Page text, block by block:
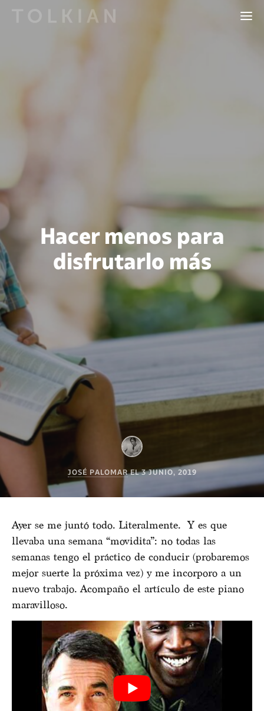
Hacer menos para
disfrutarlo más
JOSÉ PALOMAREL3 JUNIO, 2019
Ayer se me juntó todo. Literalmente. Y es que
llevaba una semana “movidita”: no todas las
semanas tengo el práctico de conducir (probaremos
mejor suerte la próxima vez) y me incorporo a un
nuevo trabajo. Acompaño el artículo de este piano
maravilloso.